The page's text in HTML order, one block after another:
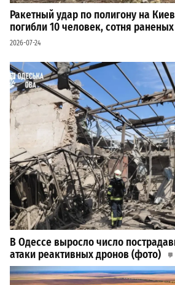
Ракетный удар по полигону на
погибли 10 человек, сотня раненых
2026-07-24
В Одессе выросло число
атаки реактивных дронов (фото)
2026-07-24